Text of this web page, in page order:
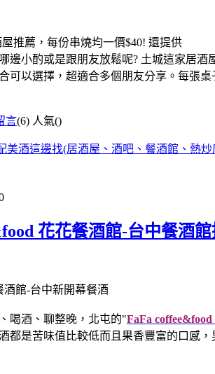
邊小酌或是跟朋友放鬆呢? 土城這家居酒
可以選擇，超適合多個朋友分享。 每張桌
言(6) 人氣()
美酒這邊找(居酒屋、酒吧、餐酒館、熱炒
花花餐酒館-台中餐酒
喝酒、聊整晚， 北屯的"FaFa
都是苦味值比較低而且果香豐富的口感，